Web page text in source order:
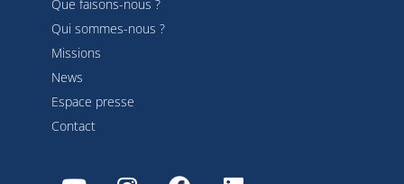
Que faisons-nous ?
Qui sommes-nous ?
Missions
News
Espace presse
Contact